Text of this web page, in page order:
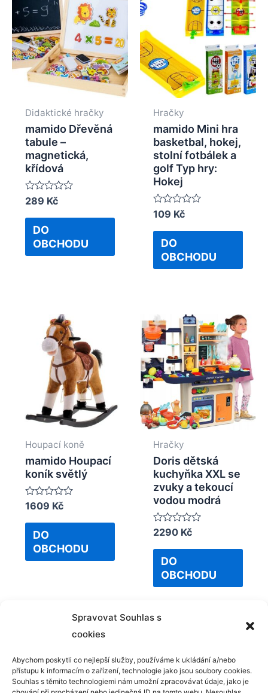
Spravovat Souhlas s
cookies
Abychom poskytli co nejlepší služby, používáme k ukládání a/nebo
přístupu k informacím o zařízení, technologie jako jsou soubory cookies.
Souhlas s těmito technologiemi nám umožní zpracovávat údaje, jako je
Didaktické hračky
mamido Dřevěná
tabule –
magnetická,
křídová
Rated
out
289 Kč
DO
OBCHODU
Hračky
mamido Mini hra
basketbal, hokej,
stolní fotbálek a
golf Typ hry:
Hokej
Rated
out
109 Kč
DO
OBCHODU
Houpací koně
mamido Houpací
koník světlý
Rated
out
1609 Kč
DO
OBCHODU
Hračky
Doris dětská
kuchyňka XXL se
zvuky a tekoucí
vodou modrá
Rated
out
2290 Kč
DO
OBCHODU
Kontakt